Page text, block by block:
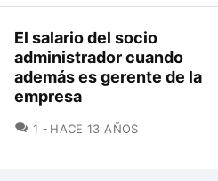
El salario del socio
administrador cuando
además es gerente de la
empresa
1 COMENTARIOS
HACE 13 AÑOS